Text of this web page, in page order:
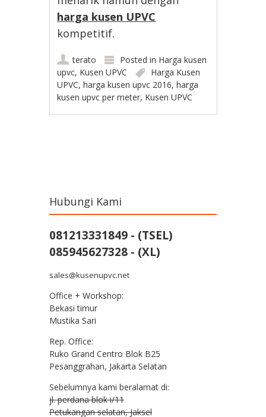
harga kusen UPVC
kompetitif.
terato Posted in Harga kusen
upvc, Kusen UPVC
Harga Kusen
UPVC,harga kusen upvc 2016,harga
kusen upvc per meter, Kusen UPVC
Hubungi Kami
081213331849 - (TSEL)
085945627328 - (XL)
sales@kusenupvc.net
Office + Workshop:
Bekasi timur
Mustika Sari
Rep. Office:
Ruko Grand Centro Blok B25
Pesanggrahan, Jakarta Selatan
Sebelumnya kami beralamat di:
jl. perdana blok i/11
Petukangan selatan, Jaksel